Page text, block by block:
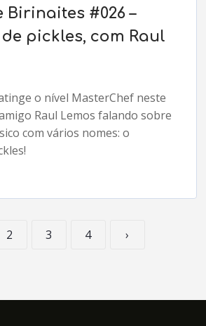
Birinaites #026 –
pickles, com Raul
o nível MasterChef neste
Raul Lemos falando sobre
com vários nomes: o
2 3 4 ›